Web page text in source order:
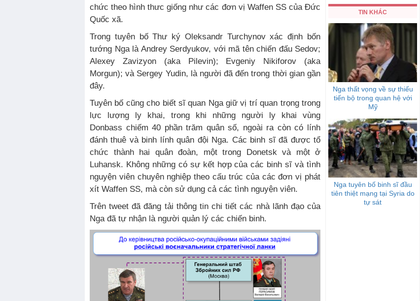
chức theo hình thưc giống như các đơn vị Waffen SS của Đức
Quốc xã.
Trong tuyên bố Thư ký Oleksandr Turchynov xác định bốn
tướng Nga là Andrey Serdyukov, với mã tên chiến đấu Sedov;
Alexey Zavizyon (aka Pilevin); Evgeniy Nikiforov (aka
Morgun); và Sergey Yudin, là người đã đến trong thời gian gần
đây.
Tuyên bố cũng cho biết sĩ quan Nga giữ vị trí quan trọng trong
lực lượng ly khai, trong khi những người ly khai vùng
Donbass chiếm 40 phần trăm quân số, ngoài ra còn có lính
đánh thuê và binh lính quân đội Nga. Các binh sĩ đã được tổ
chức thành hai quân đoàn, một trong Donetsk và một ở
Luhansk. Không những có sự kết hợp của các binh sĩ và tình
nguyện viên chuyên nghiệp theo cấu trúc của các đơn vị phát
xít Waffen SS, mà còn sử dụng cả các tình nguyện viên.
Trên tweet đã đăng tải thông tin chi tiết các nhà lãnh đạo của
Nga đã tự nhận là người quản lý các chiến binh.
TIN KHÁC
Nga thất vọng về sự thiếu
tiến bộ trong quan hệ với
Mỹ
Nga tuyên bố binh sĩ đầu
tiên thiệt mạng tại Syria do
tự sát